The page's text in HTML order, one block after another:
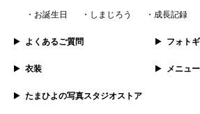
お誕生日 しまじろう 成長記録
よくあるご質問 フォト
衣装 メニュ
たまひよの写真スタジオストア